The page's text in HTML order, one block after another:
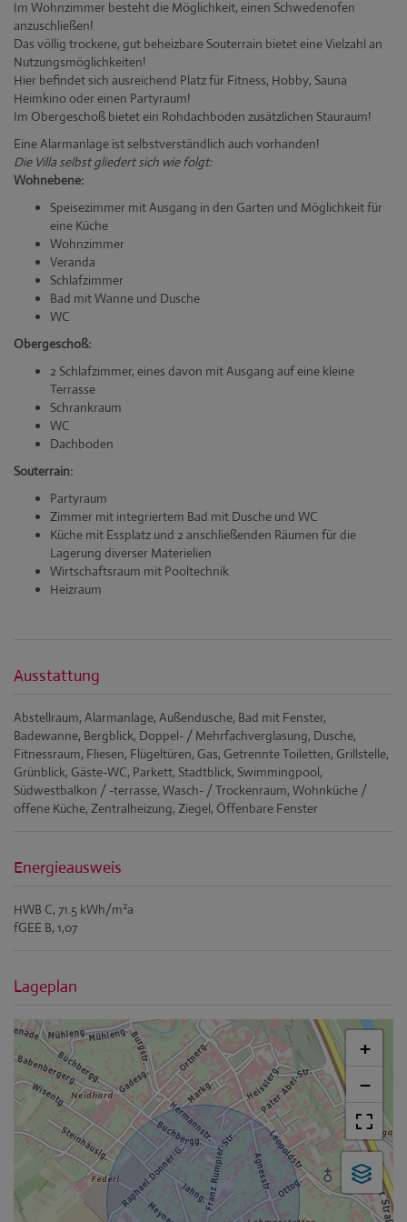
Im Wohnzimmer besteht die Möglichkeit, einen Schwedenofen
anzuschließen!
Das völlig trockene, gut beheizbare Souterrain bietet eine Vielzahl an
Nutzungsmöglichkeiten!
Hier befindet sich ausreichend Platz für Fitness, Hobby, Sauna
Heimkino oder einen Partyraum!
Im Obergeschoß bietet ein Rohdachboden zusätzlichen Stauraum!
Eine Alarmanlage ist selbstverständlich auch vorhanden!
Die Villa selbst gliedert sich wie folgt:
Wohnebene:
Speisezimmer mit Ausgang in den Garten und Möglichkeit für
eine Küche
Wohnzimmer
Veranda
Schlafzimmer
Bad mit Wanne und Dusche
WC
Obergeschoß:
2 Schlafzimmer, eines davon mit Ausgang auf eine kleine
Terrasse
Schrankraum
WC
Dachboden
Souterrain:
Partyraum
Zimmer mit integriertem Bad mit Dusche und WC
Küche mit Essplatz und 2 anschließenden Räumen für die
Lagerung diverser Materielien
Wirtschaftsraum mit Pooltechnik
Heizraum
Ausstattung
Abstellraum Alarmanlage Außendusche Bad mit Fenster
Badewanne Bergblick Doppel- / Mehrfachverglasung Dusche
Fitnessraum Fliesen Flügeltüren Gas Getrennte Toiletten Grillstelle
Grünblick Gäste-WC Parkett Stadtblick Swimmingpool
Südwestbalkon / -terrasse Wasch- / Trockenraum Wohnküche /
offene Küche Zentralheizung Ziegel Öffenbare Fenster
Energieausweis
HWB C, 71.5 kWh/m2a
fGEE B, 1,07
Lageplan
+
−